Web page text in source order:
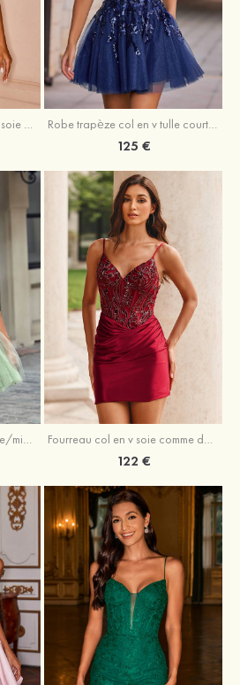
Fourreau épaule dénudée soie comme du satin courte/mini robe de fête de la rentrée Robe trapèze col en v tulle courte/mini robe de fête de la rentrée avec poches paillettes
125 €
Trapèze col en v tulle courte/mini robe de fête de la rentrée avec perles Fourreau col en v soie comme du satin courte/mini robe de fête de la rentrée avec paillettes
122 €